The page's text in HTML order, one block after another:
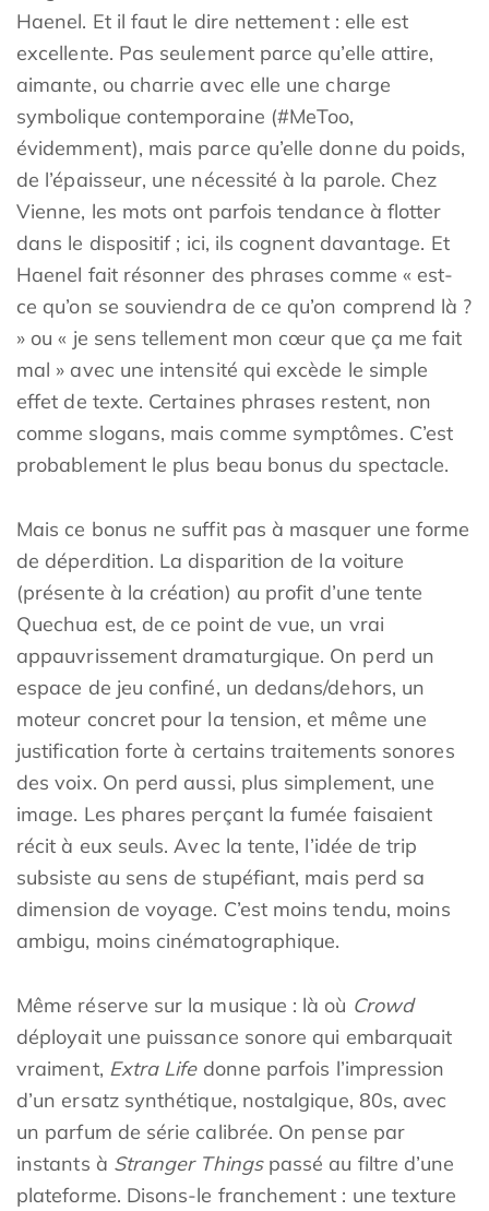
Haenel. Et il faut le dire nettement : elle est
excellente. Pas seulement parce qu’elle attire,
aimante, ou charrie avec elle une charge
symbolique contemporaine (#MeToo,
évidemment), mais parce qu’elle donne du poids,
de l’épaisseur, une nécessité à la parole. Chez
Vienne, les mots ont parfois tendance à flotter
dans le dispositif ; ici, ils cognent davantage. Et
Haenel fait résonner des phrases comme « est-
ce qu’on se souviendra de ce qu’on comprend là ?
» ou « je sens tellement mon cœur que ça me fait
mal » avec une intensité qui excède le simple
effet de texte. Certaines phrases restent, non
comme slogans, mais comme symptômes. C’est
probablement le plus beau bonus du spectacle.
Mais ce bonus ne suffit pas à masquer une forme
de déperdition. La disparition de la voiture
(présente à la création) au profit d’une tente
Quechua est, de ce point de vue, un vrai
appauvrissement dramaturgique. On perd un
espace de jeu confiné, un dedans/dehors, un
moteur concret pour la tension, et même une
justification forte à certains traitements sonores
des voix. On perd aussi, plus simplement, une
image. Les phares perçant la fumée faisaient
récit à eux seuls. Avec la tente, l’idée de trip
subsiste au sens de stupéfiant, mais perd sa
dimension de voyage. C’est moins tendu, moins
ambigu, moins cinématographique.
Même réserve sur la musique : là où Crowd
déployait une puissance sonore qui embarquait
vraiment, Extra Lifedonne parfois l’impression
d’un ersatz synthétique, nostalgique, 80s, avec
un parfum de série calibrée. On pense par
instants à Stranger Thingspassé au filtre d’une
plateforme. Disons-le franchement : une texture